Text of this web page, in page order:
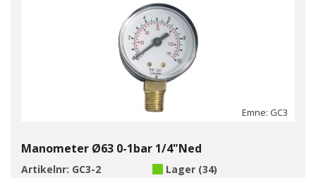
Emne: GC3
Manometer Ø63 0-1bar 1/4"Ned
Artikelnr: GC3-2
Lager (34)